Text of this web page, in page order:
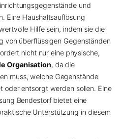
und
Eine Haushaltsauflösung
Hilfe sein, indem sie die
von überflüssigen Gegenständen
nicht nur eine physische,
Organisation, da die
muss, welche Gegenstände
oder entsorgt werden sollen. Eine
Bendestorf bietet eine
Unterstützung in diesem